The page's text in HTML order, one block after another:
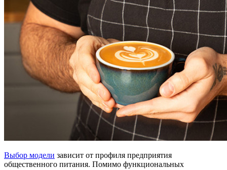
Выбор модели зависит от профиля предприятия
общественного питания. Помимо функциональных